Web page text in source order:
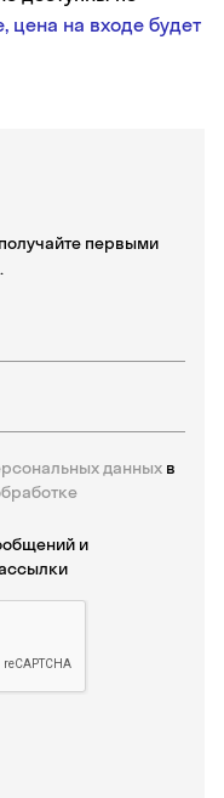
первыми
данных в
и
цена на входе будет